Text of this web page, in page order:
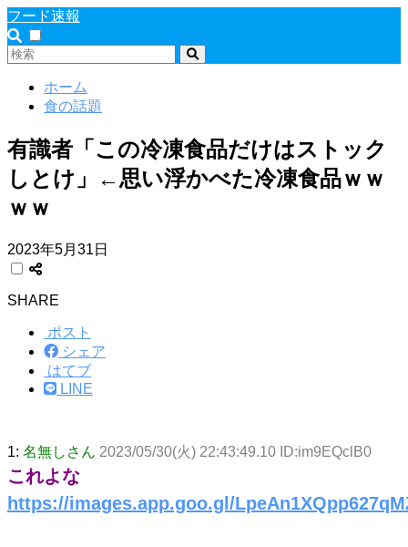
フード速報
ホーム
食の話題
有識者「この冷凍食品だけはストック
しとけ」←思い浮かべた冷凍食品ｗｗ
ｗｗ
2023年5月31日
SHARE
ポスト
シェア
はてブ
LINE
1: 名無しさん 2023/05/30(火) 22:43:49.10 ID:im9EQclB0
これよな
https://images.app.goo.gl/